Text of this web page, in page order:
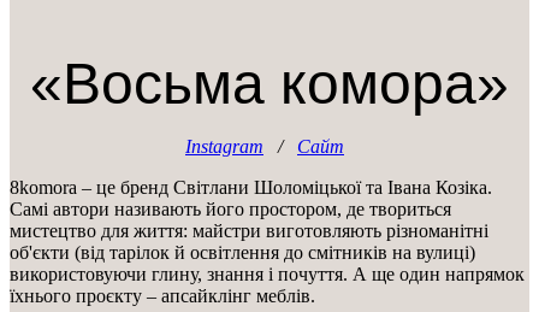
«Восьма комора»
Instagram / Сайт
8komora – це бренд Світлани Шоломіцької та Івана Козіка.
Самі автори називають його простором, де твориться
мистецтво для життя: майстри виготовляють різноманітні
об'єкти (від тарілок й освітлення до смітників на вулиці)
використовуючи глину, знання і почуття. А ще один напрямок
їхнього проєкту – апсайклінг меблів.